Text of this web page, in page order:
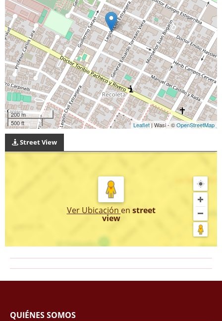
200 m
500 ft
Leaflet| Wasi - ©OpenStreetMap
Street View
Ver Ubicación en street
view
QUIÉNES SOMOS